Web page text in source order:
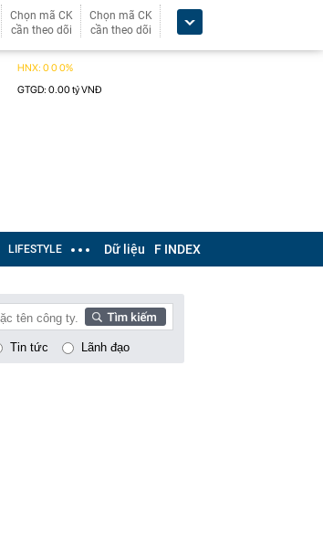
Chọn mã CK
cần theo dõi
Chọn mã CK
cần theo dõi
LIFESTYLE Dữ liệu F INDEX
Tin tức Lãnh đạo